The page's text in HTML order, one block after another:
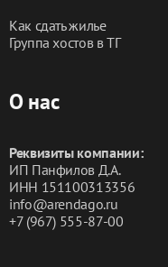
Как сдать жилье
Группа хостов в ТГ
О нас
Реквизиты компании:
ИП Панфилов Д.А.
ИНН 151100313356
info@arendago.ru
+7 (967) 555-87-00